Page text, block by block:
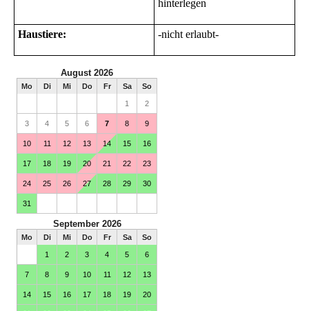
hinterlegen
Haustiere: -nicht erlaubt-